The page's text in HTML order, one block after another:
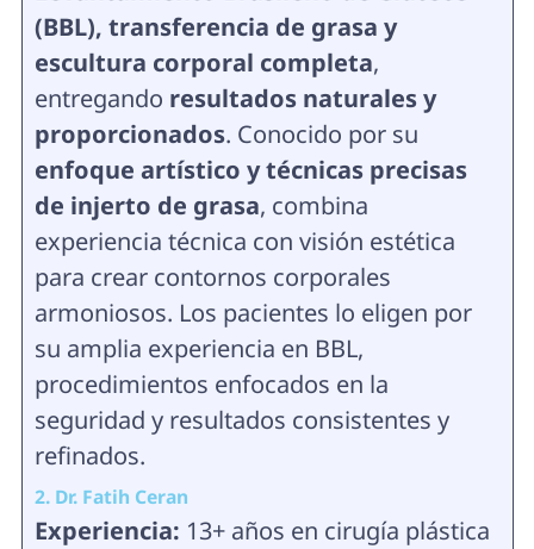
(BBL), transferencia de grasa y
escultura corporal completa,
entregando resultados naturales y
proporcionados. Conocido por su
enfoque artístico y técnicas precisas
de injerto de grasa, combina
experiencia técnica con visión estética
para crear contornos corporales
armoniosos. Los pacientes lo eligen por
su amplia experiencia en BBL,
procedimientos enfocados en la
seguridad y resultados consistentes y
refinados.
2. Dr. Fatih Ceran
Experiencia: 13+ años en cirugía plástica